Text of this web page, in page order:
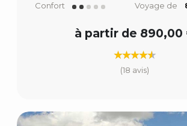
Confort Voyage de
à partir de 890,00
(18 avis)